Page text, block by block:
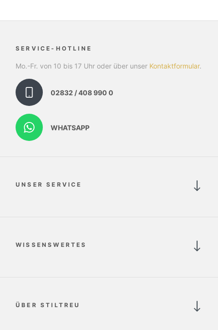
SERVICE-HOTLINE
Mo.-Fr. von 10 bis 17 Uhr oder über unser Kontaktformular.
02832 / 408 990 0
WHATSAPP
UNSER SERVICE
WISSENSWERTES
ÜBER STILTREU